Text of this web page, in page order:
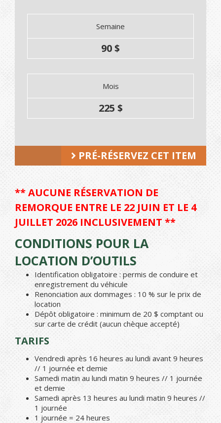
Semaine
90 $
Mois
225 $
PRÉ-RÉSERVEZ CET ITEM
** AUCUNE RÉSERVATION DE
REMORQUE ENTRE LE 22 JUIN ET LE 4
JUILLET 2026 INCLUSIVEMENT **
CONDITIONS POUR LA
LOCATION D’OUTILS
Identification obligatoire : permis de conduire et
enregistrement du véhicule
Renonciation aux dommages : 10 % sur le prix de
location
Dépôt obligatoire : minimum de 20 $ comptant ou
sur carte de crédit (aucun chèque accepté)
TARIFS
Vendredi après 16 heures au lundi avant 9 heures
// 1 journée et demie
Samedi matin au lundi matin 9 heures // 1 journée
et demie
Samedi après 13 heures au lundi matin 9 heures //
1 journée
1 journée = 24 heures